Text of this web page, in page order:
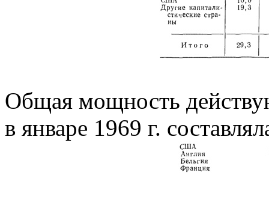
Общая мощность
в январе 1969 г.